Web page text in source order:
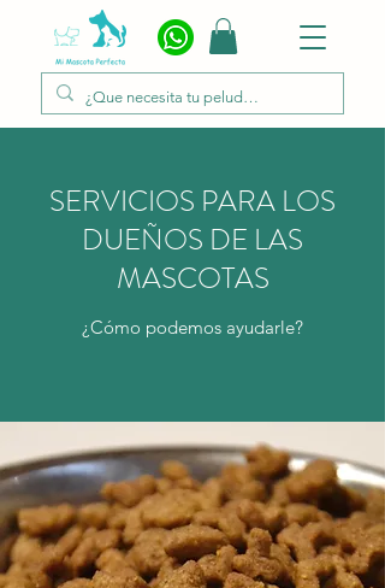
SERVICIOS PARA LOS
DUEÑOS DE LAS
MASCOTAS
¿Cómo podemos ayudarle?